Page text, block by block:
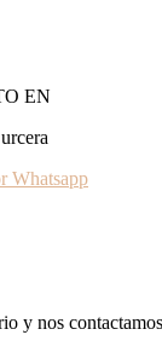
EN
Whatsapp
y nos